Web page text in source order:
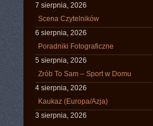
7 sierpnia, 2026
Scena Czytelników
6 sierpnia, 2026
Poradniki Fotograficzne
5 sierpnia, 2026
Zrób To Sam – Sport w Domu
4 sierpnia, 2026
Kaukaz (Europa/Azja)
3 sierpnia, 2026